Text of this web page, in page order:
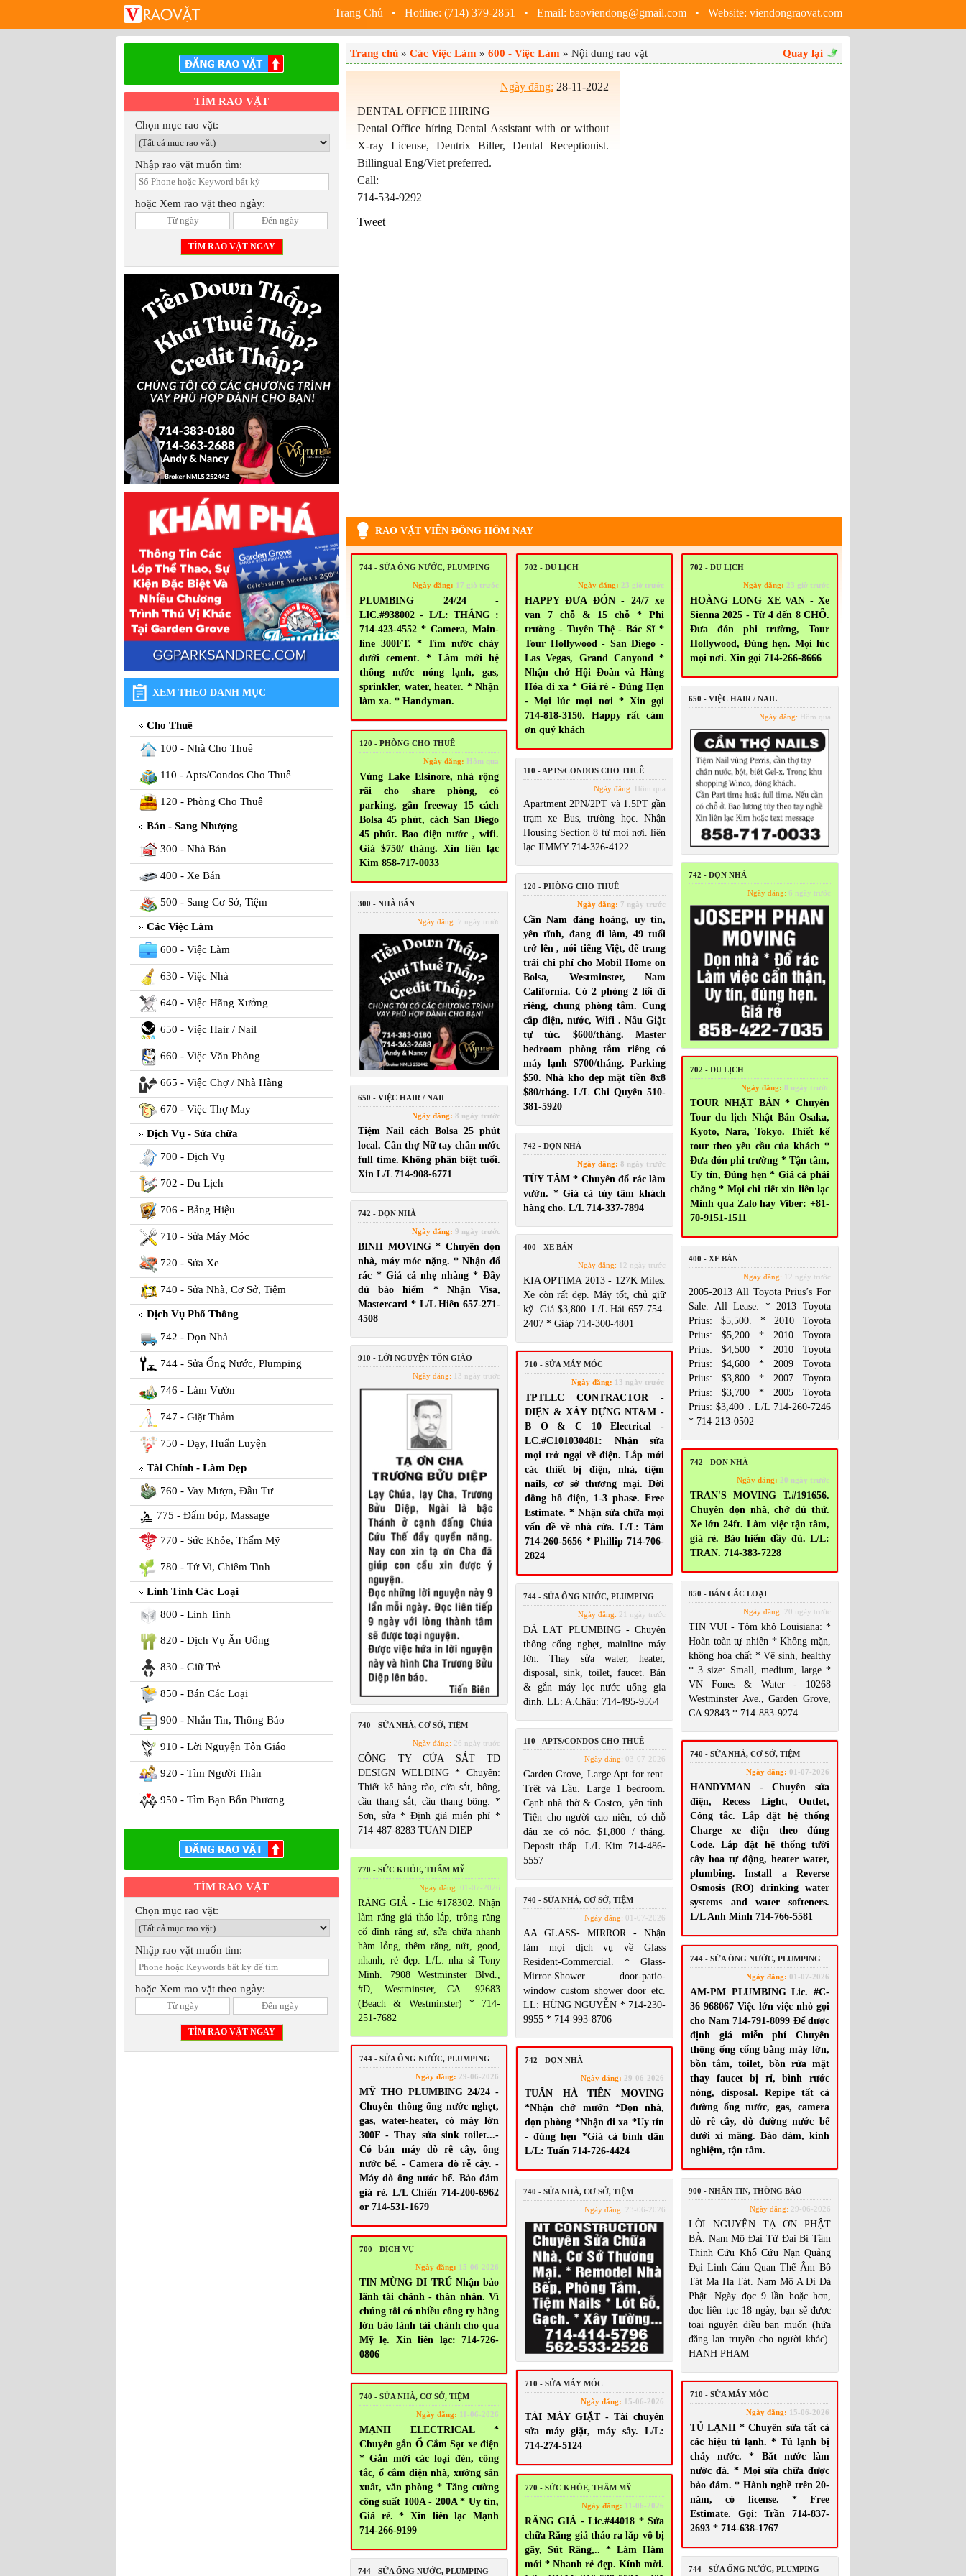
Trang Chủ • Hotline: (714) 379-2851 • Email: baoviendong@gmail.com • Website: viendongraovat.com
TÌM RAO VẶT
Chọn mục rao vặt:
Nhập rao vặt muốn tìm:
hoặc Xem rao vặt theo ngày:
XEM THEO DANH MỤC
Cho Thuê
100 - Nhà Cho Thuê
110 - Apts/Condos Cho Thuê
120 - Phòng Cho Thuê
Bán - Sang Nhượng
300 - Nhà Bán
400 - Xe Bán
500 - Sang Cơ Sở, Tiệm
Các Việc Làm
600 - Việc Làm
630 - Việc Nhà
640 - Việc Hãng Xưởng
650 - Việc Hair / Nail
660 - Việc Văn Phòng
665 - Việc Chợ / Nhà Hàng
670 - Việc Thợ May
Dịch Vụ - Sửa chữa
700 - Dịch Vụ
702 - Du Lịch
706 - Bảng Hiệu
710 - Sửa Máy Móc
720 - Sửa Xe
740 - Sửa Nhà, Cơ Sở, Tiệm
Dịch Vụ Phổ Thông
742 - Dọn Nhà
744 - Sửa Ống Nước, Plumping
746 - Làm Vườn
747 - Giặt Thảm
750 - Dạy, Huấn Luyện
Tài Chính - Làm Đẹp
760 - Vay Mượn, Đầu Tư
775 - Đấm bóp, Massage
770 - Sức Khỏe, Thẩm Mỹ
780 - Tử Vi, Chiêm Tinh
Linh Tinh Các Loại
800 - Linh Tinh
820 - Dịch Vụ Ăn Uống
830 - Giữ Trẻ
850 - Bán Các Loại
900 - Nhắn Tin, Thông Báo
910 - Lời Nguyện Tôn Giáo
920 - Tìm Người Thân
950 - Tìm Bạn Bốn Phương
TÌM RAO VẶT
Chọn mục rao vặt:
Nhập rao vặt muốn tìm:
hoặc Xem rao vặt theo ngày:
Trang chủ » Các Việc Làm » 600 - Việc Làm » Nội dung rao vặt Quay lại
Ngày đăng: 28-11-2022
DENTAL OFFICE HIRING
Dental Office hỉring Dental Assistant with or without
X-ray License, Dentrix Biller, Dental Receptionist.
Billingual Eng/Viet preferred.
Call:
714-534-9292
Tweet
RAO VẶT VIỄN ĐÔNG HÔM NAY
744 - SỬA ỐNG NƯỚC, PLUMPING
Ngày đăng: 17 giờ trước
PLUMBING 24/24 -
LIC.#938002 - L/L: THẮNG :
714-423-4552 * Camera, Main-
line 300FT. * Tìm nước chảy
dưới cement. * Làm mới hệ
thống nước nóng lạnh, gas,
sprinkler, water, heater. * Nhận
làm xa. * Handyman.
702 - DU LỊCH
Ngày đăng: 23 giờ trước
HAPPY ĐƯA ĐÓN - 24/7 xe
van 7 chỗ & 15 chỗ * Phi
trường - Tuyên Thệ - Bác Sĩ *
Tour Hollywood - San Diego -
Las Vegas, Grand Canyond *
Nhận chở Hội Đoàn và Hàng
Hóa đi xa * Giá rẻ - Đúng Hẹn
- Mọi lúc mọi nơi * Xin gọi
714-818-3150. Happy rất cám
ơn quý khách
702 - DU LỊCH
Ngày đăng: 23 giờ trước
HOÀNG LONG XE VAN - Xe
Sienna 2025 - Từ 4 đến 8 CHỖ.
Đưa đón phi trường, Tour
Hollywood, Đúng hẹn. Mọi lúc
mọi nơi. Xin gọi 714-266-8666
650 - VIỆC HAIR / NAIL
Ngày đăng: Hôm qua
120 - PHÒNG CHO THUÊ
Ngày đăng: Hôm qua
Vùng Lake Elsinore, nhà rộng
rãi cho share phòng, có
parking, gần freeway 15 cách
Bolsa 45 phút, cách San Diego
45 phút. Bao điện nước , wifi.
Giá $750/ tháng. Xin liên lạc
Kim 858-717-0033
110 - APTS/CONDOS CHO THUÊ
Ngày đăng: Hôm qua
Apartment 2PN/2PT và 1.5PT gần
trạm xe Bus, trường học. Nhận
Housing Section 8 từ mọi nơi. liên
lạc JIMMY 714-326-4122
742 - DỌN NHÀ
Ngày đăng: 6 ngày trước
120 - PHÒNG CHO THUÊ
Ngày đăng: 7 ngày trước
Cần Nam đàng hoàng, uy tín,
yên tĩnh, đang đi làm, 49 tuổi
trở lên , nói tiếng Việt, để trang
trải chi phí cho Mobil Home on
Bolsa, Westminster, Nam
California. Có 2 phòng 2 lối đi
riêng, chung phòng tắm. Cung
cấp điện, nước, Wifi . Nấu Giặt
tự túc. $600/tháng. Master
bedroom phòng tắm riêng có
máy lạnh $700/tháng. Parking
$50. Nhà kho đẹp mặt tiền 8x8
$80/tháng. L/L Chi Quyên 510-
381-5920
300 - NHÀ BÁN
Ngày đăng: 7 ngày trước
702 - DU LỊCH
Ngày đăng: 8 ngày trước
TOUR NHẬT BẢN * Chuyên
Tour du lịch Nhật Bản Osaka,
Kyoto, Nara, Tokyo. Thiết kế
tour theo yêu cầu của khách *
Đưa đón phi trường * Tận tâm,
Uy tín, Đúng hẹn * Giá cả phải
chăng * Mọi chi tiết xin liên lạc
Minh qua Zalo hay Viber: +81-
70-9151-1511
650 - VIỆC HAIR / NAIL
Ngày đăng: 8 ngày trước
Tiệm Nail cách Bolsa 25 phút
local. Cần thợ Nữ tay chân nước
full time. Không phân biệt tuổi.
Xin L/L 714-908-6771
742 - DỌN NHÀ
Ngày đăng: 8 ngày trước
TÙY TÂM * Chuyên đổ rác làm
vườn. * Giá cả tùy tâm khách
hàng cho. L/L 714-337-7894
742 - DỌN NHÀ
Ngày đăng: 9 ngày trước
BINH MOVING * Chuyên dọn
nhà, máy móc nặng. * Nhận đổ
rác * Giá cả nhẹ nhàng * Đầy
đủ bảo hiểm * Nhận Visa,
Mastercard * L/L Hiền 657-271-
4508
400 - XE BÁN
Ngày đăng: 12 ngày trước
KIA OPTIMA 2013 - 127K Miles.
Xe còn rất đẹp. Máy tốt, chủ giữ
kỹ. Giá $3,800. L/L Hải 657-754-
2407 * Giáp 714-300-4801
400 - XE BÁN
Ngày đăng: 12 ngày trước
2005-2013 All Toyota Prius’s For
Sale. All Lease: * 2013 Toyota
Prius: $5,500. * 2010 Toyota
Prius: $5,200 * 2010 Toyota
Prius: $4,500 * 2010 Toyota
Prius: $4,600 * 2009 Toyota
Prius: $3,800 * 2007 Toyota
Prius: $3,700 * 2005 Toyota
Prius: $3,400 . L/L 714-260-7246
* 714-213-0502
910 - LỜI NGUYỆN TÔN GIÁO
Ngày đăng: 13 ngày trước
710 - SỬA MÁY MÓC
Ngày đăng: 13 ngày trước
TPTLLC CONTRACTOR -
ĐIỆN & XÂY DỰNG NT&M -
B O & C 10 Electrical -
LC.#C101030481: Nhận sửa
mọi trở ngại về điện. Lắp mới
các thiết bị điện, nhà, tiệm
nails, cơ sở thương mại. Dời
đồng hồ điện, 1-3 phase. Free
Estimate. * Nhận sửa chữa mọi
vấn đề về nhà cửa. L/L: Tâm
714-260-5656 * Phillip 714-706-
2824
742 - DỌN NHÀ
Ngày đăng: 20 ngày trước
TRAN'S MOVING T.#191656.
Chuyên dọn nhà, chở đủ thứ.
Xe lớn 24ft. Làm việc tận tâm,
giá rẻ. Bảo hiểm đầy đủ. L/L:
TRAN. 714-383-7228
850 - BÁN CÁC LOẠI
Ngày đăng: 20 ngày trước
TIN VUI - Tôm khô Louisiana: *
Hoàn toàn tự nhiên * Không mặn,
không hóa chất * Vệ sinh, healthy
* 3 size: Small, medium, large *
VN Fones & Water - 10268
Westminster Ave., Garden Grove,
CA 92843 * 714-883-9274
744 - SỬA ỐNG NƯỚC, PLUMPING
Ngày đăng: 21 ngày trước
ĐÀ LẠT PLUMBING - Chuyên
thông cống nghẹt, mainline máy
lớn. Thay sửa water, heater,
disposal, sink, toilet, faucet. Bán
& gắn máy lọc nước uống gia
đình. LL: A.Châu: 714-495-9564
740 - SỬA NHÀ, CƠ SỞ, TIỆM
Ngày đăng: 26 ngày trước
CÔNG TY CỬA SẮT TD
DESIGN WELDING * Chuyên:
Thiết kế hàng rào, cửa sắt, bông,
cầu thang sắt, cầu thang bông. *
Sơn, sửa * Định giá miễn phí *
714-487-8283 TUAN DIEP
110 - APTS/CONDOS CHO THUÊ
Ngày đăng: 03-07-2026
Garden Grove, Large Apt for rent.
Trệt và Lầu. Large 1 bedroom.
Cạnh nhà thờ & Costco, yên tĩnh.
Tiện cho người cao niên, có chỗ
đậu xe có nóc. $1,800 / tháng.
Deposit thấp. L/L Kim 714-486-
5557
740 - SỬA NHÀ, CƠ SỞ, TIỆM
Ngày đăng: 01-07-2026
HANDYMAN - Chuyên sửa
điện, Recess Light, Outlet,
Công tắc. Lắp đặt hệ thống
Charge xe điện theo đúng
Code. Lắp đặt hệ thống tưới
cây hoa tự động, heater water,
plumbing. Install a Reverse
Osmosis (RO) drinking water
systems and water softeners.
L/L Anh Minh 714-766-5581
770 - SỨC KHỎE, THẨM MỸ
Ngày đăng: 01-07-2026
RĂNG GIẢ - Lic #178302. Nhận
làm răng giả tháo lắp, trồng răng
cố định răng sứ, sửa chữa nhanh
hàm lỏng, thêm răng, nứt, good,
nhanh, rẻ đẹp. L/L: nha sĩ Tony
Minh. 7908 Westminster Blvd.,
#D, Westminster, CA. 92683
(Beach & Westminster) * 714-
251-7682
740 - SỬA NHÀ, CƠ SỞ, TIỆM
Ngày đăng: 01-07-2026
AA GLASS- MIRROR - Nhận
làm mọi dịch vụ về Glass
Resident-Commercial. * Glass-
Mirror-Shower door-patio-
window custom shower door etc.
LL: HÙNG NGUYỄN * 714-230-
9955 * 714-993-8706
744 - SỬA ỐNG NƯỚC, PLUMPING
Ngày đăng: 01-07-2026
AM-PM PLUMBING Lic. #C-
36 968067 Việc lớn việc nhỏ gọi
cho Nam 714-791-8099 Để được
định giá miễn phí Chuyên
thông ống cống bằng máy lớn,
bồn tắm, toilet, bồn rửa mặt
thay faucet bị rỉ, bình rước
nóng, disposal. Repipe tất cả
đường ống nước, gas, camera
dò rễ cây, dò đường nước bể
dưới xi măng. Bảo đảm, kinh
nghiệm, tận tâm.
744 - SỬA ỐNG NƯỚC, PLUMPING
Ngày đăng: 29-06-2026
MỸ THO PLUMBING 24/24 -
Chuyên thông ống nước nghẹt,
gas, water-heater, có máy lớn
300F - Thay sửa sink toilet...-
Có bán máy dò rễ cây, ống
nước bể. - Camera dò rễ cây. -
Máy dò ống nước bể. Bảo đảm
giá rẻ. L/L Chiến 714-200-6962
or 714-531-1679
742 - DỌN NHÀ
Ngày đăng: 29-06-2026
TUẤN HÀ TIÊN MOVING
*Nhận chở mướn *Dọn nhà,
dọn phòng *Nhận đi xa *Uy tín
- đúng hẹn *Giá cả bình dân
L/L: Tuấn 714-726-4424
900 - NHẮN TIN, THÔNG BÁO
Ngày đăng: 29-06-2026
LỜI NGUYỆN TẠ ƠN PHẬT
BÀ. Nam Mô Đại Từ Đại Bi Tầm
Thinh Cứu Khổ Cứu Nạn Quảng
Đại Linh Cảm Quan Thế Âm Bồ
Tát Ma Ha Tát. Nam Mô A Di Đà
Phật. Ngày đọc 9 lần hoặc hơn,
đọc liên tục 18 ngày, bạn sẽ được
toại nguyện điều bạn muốn (hứa
đăng lan truyền cho người khác).
HẠNH PHẠM
740 - SỬA NHÀ, CƠ SỞ, TIỆM
Ngày đăng: 23-06-2026
700 - DỊCH VỤ
Ngày đăng: 15-06-2026
TIN MỪNG DI TRÚ Nhận bảo
lãnh tài chánh - thân nhân. Vì
chúng tôi có nhiều công ty hãng
lớn bảo lãnh tài chánh cho qua
Mỹ lẹ. Xin liên lạc: 714-726-
0806
710 - SỬA MÁY MÓC
Ngày đăng: 15-06-2026
TÀI MÁY GIẶT - Tài chuyên
sửa máy giặt, máy sấy. L/L:
714-274-5124
710 - SỬA MÁY MÓC
Ngày đăng: 15-06-2026
TỦ LẠNH * Chuyên sửa tất cả
các hiệu tủ lạnh. * Tủ lạnh bị
chảy nước. * Bắt nước làm
nước đá. * Mọi sửa chữa được
bảo đảm. * Hành nghề trên 20-
năm, có license. * Free
Estimate. Gọi: Trần 714-837-
2693 * 714-638-1767
740 - SỬA NHÀ, CƠ SỞ, TIỆM
Ngày đăng: 11-06-2026
MẠNH ELECTRICAL *
Chuyên gắn Ổ Cắm Sạt xe điện
* Gắn mới các loại đèn, công
tắc, ổ cắm điện nhà, xưởng sản
xuất, văn phòng * Tăng cường
công suất 100A - 200A * Uy tín,
Giá rẻ. * Xin liên lạc Mạnh
714-266-9199
770 - SỨC KHỎE, THẨM MỸ
Ngày đăng: 11-06-2026
RĂNG GIẢ - Lic.#44018 * Sửa
chữa Răng giả tháo ra lắp vô bị
gãy, Sút Răng,.. * Làm Hàm
mới * Nhanh rẻ đẹp. Kính mời.
744 - SỬA ỐNG NƯỚC, PLUMPING
744 - SỬA ỐNG NƯỚC, PLUMPING